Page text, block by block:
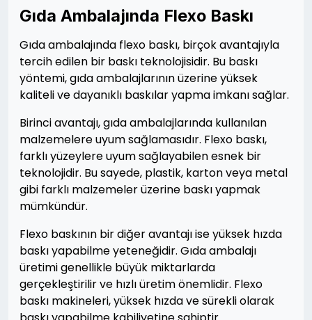
Gıda Ambalajında Flexo Baskı
Gıda ambalajında flexo baskı, birçok avantajıyla
tercih edilen bir baskı teknolojisidir. Bu baskı
yöntemi, gıda ambalajlarının üzerine yüksek
kaliteli ve dayanıklı baskılar yapma imkanı sağlar.
Birinci avantajı, gıda ambalajlarında kullanılan
malzemelere uyum sağlamasıdır. Flexo baskı,
farklı yüzeylere uyum sağlayabilen esnek bir
teknolojidir. Bu sayede, plastik, karton veya metal
gibi farklı malzemeler üzerine baskı yapmak
mümkündür.
Flexo baskının bir diğer avantajı ise yüksek hızda
baskı yapabilme yeteneğidir. Gıda ambalajı
üretimi genellikle büyük miktarlarda
gerçekleştirilir ve hızlı üretim önemlidir. Flexo
baskı makineleri, yüksek hızda ve sürekli olarak